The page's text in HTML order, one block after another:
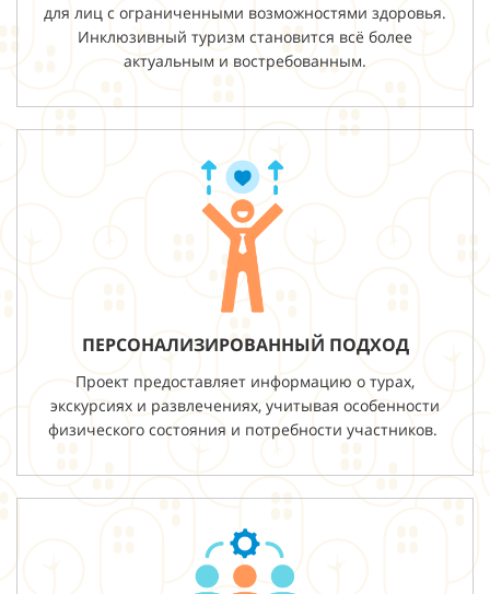
для лиц с ограниченными возможностями здоровья.
Инклюзивный туризм становится всё более
актуальным и востребованным.
ПЕРСОНАЛИЗИРОВАННЫЙ ПОДХОД
Проект предоставляет информацию о турах,
экскурсиях и развлечениях, учитывая особенности
физического состояния и потребности участников.